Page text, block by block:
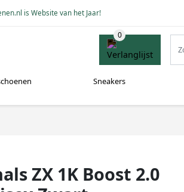
is Website van het Jaar!
Sneakers
ZX 1K Boost 2.0